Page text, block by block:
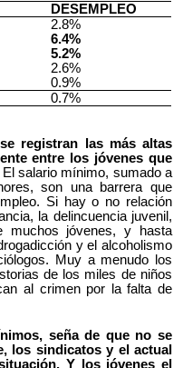
DESEMPLEO
2.8%
6.4%
5.2%
2.6%
0.9%
0.7%
registran las más altas
entre los jóvenes que
salario mínimo, sumado a
son una barrera que
Si hay o no relación
la delincuencia juvenil,
muchos jóvenes, y hasta
y el alcoholismo
Muy a menudo los
de los miles de niños
al crimen por la falta de
seña de que no se
los sindicatos y el actual
Y los jóvenes el